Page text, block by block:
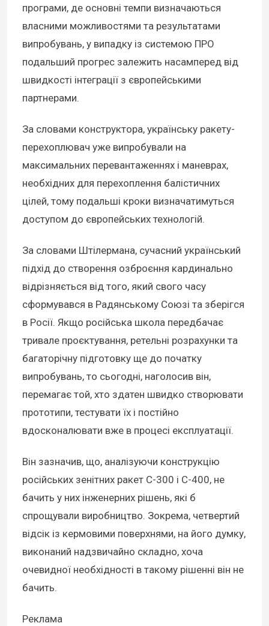
програми, де основні темпи визначаються
власними можливостями та результатами
випробувань, у випадку із системою ПРО
подальший прогрес залежить насамперед від
швидкості інтеграції з європейськими
партнерами.
За словами конструктора, українську ракету-
перехоплювач уже випробували на
максимальних перевантаженнях і маневрах,
необхідних для перехоплення балістичних
цілей, тому подальші кроки визначатимуться
доступом до європейських технологій.
За словами Штілермана, сучасний український
підхід до створення озброєння кардинально
відрізняється від того, який свого часу
сформувався в Радянському Союзі та зберігся
в Росії. Якщо російська школа передбачає
тривале проєктування, ретельні розрахунки та
багаторічну підготовку ще до початку
випробувань, то сьогодні, наголосив він,
перемагає той, хто здатен швидко створювати
прототипи, тестувати їх і постійно
вдосконалювати вже в процесі експлуатації.
Він зазначив, що, аналізуючи конструкцію
російських зенітних ракет С-300 і С-400, не
бачить у них інженерних рішень, які б
спрощували виробництво. Зокрема, четвертий
відсік із кермовими поверхнями, на його думку,
виконаний надзвичайно складно, хоча
очевидної необхідності в такому рішенні він не
бачить.
Реклама